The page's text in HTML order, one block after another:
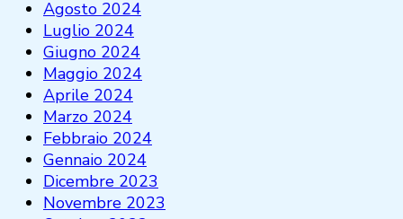
Agosto 2024
Luglio 2024
Giugno 2024
Maggio 2024
Aprile 2024
Marzo 2024
Febbraio 2024
Gennaio 2024
Dicembre 2023
Novembre 2023